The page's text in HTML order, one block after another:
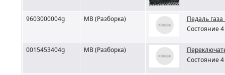
9603000004g MB (Разборка)
Педаль
Состояние 4
0015453404g MB (Разборка)
Состояние 4